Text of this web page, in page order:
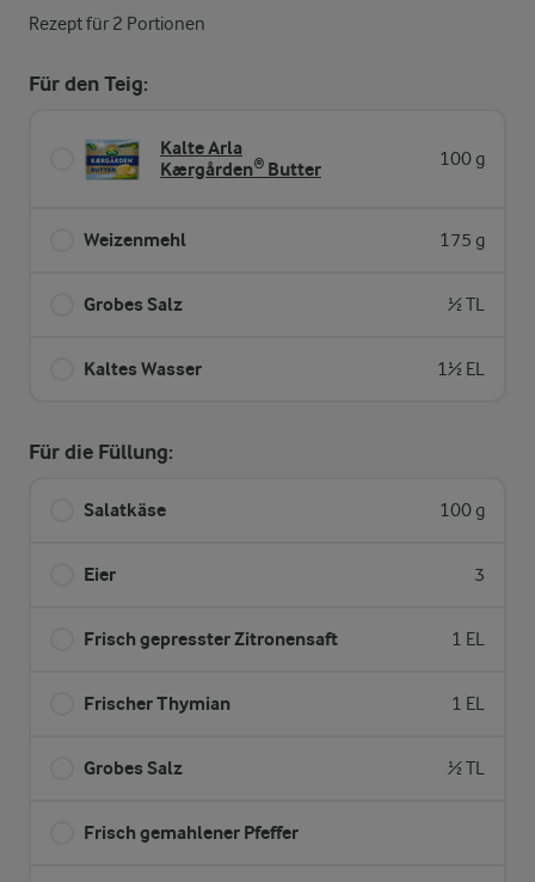
Rezept für 2 Portionen
Für den Teig:
Kalte Arla
Kærgården® Butter
100 g
Weizenmehl 175 g
Grobes Salz ½ TL
Kaltes Wasser 1½ EL
Für die Füllung:
Salatkäse 100 g
Eier 3
Frisch gepresster Zitronensaft 1 EL
Frischer Thymian 1 EL
Grobes Salz ½ TL
Frisch gemahlener Pfeffer